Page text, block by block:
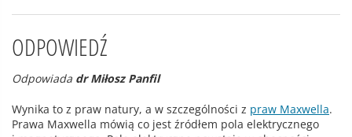
ODPOWIEDŹ
Odpowiada dr Miłosz Panfil
Wynika to z praw natury, a w szczególności z praw Maxwella.
Prawa Maxwella mówią co jest źródłem pola elektrycznego